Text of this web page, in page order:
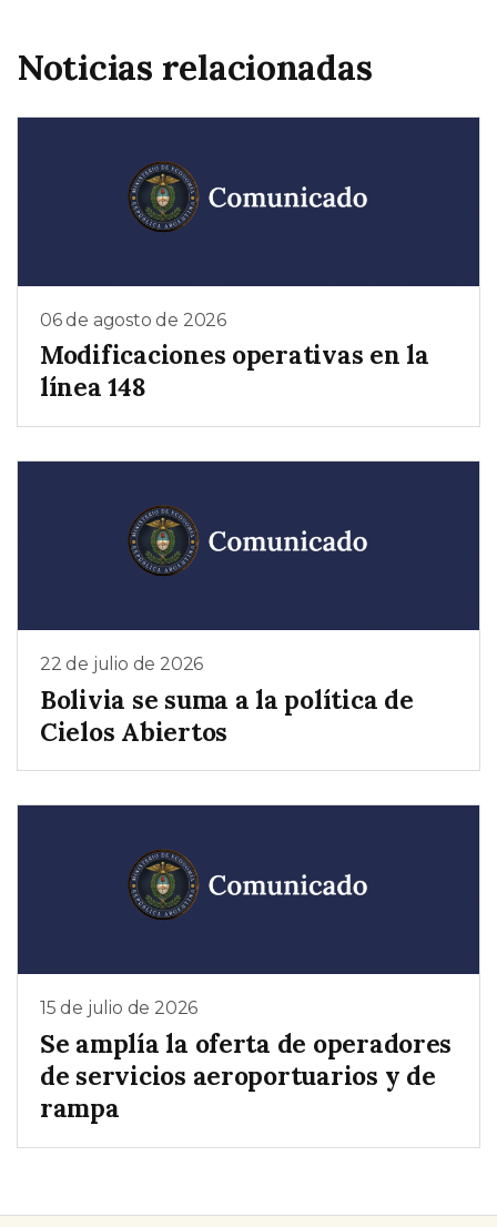
Noticias relacionadas
06 de agosto de 2026
Modificaciones operativas en la
línea 148
22 de julio de 2026
Bolivia se suma a la política de
Cielos Abiertos
15 de julio de 2026
Se amplía la oferta de operadores
de servicios aeroportuarios y de
rampa